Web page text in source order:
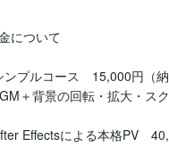
について
プルコース　15,000円（納
＋背景の回転・拡大・ス
Effectsによる本格PV　